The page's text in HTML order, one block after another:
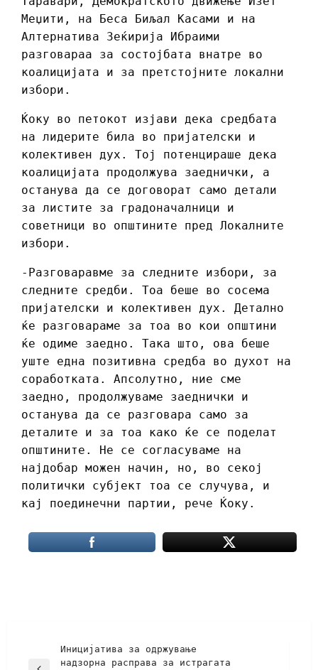
Меџити, на Беса Биљал Касами и на
Алтернатива Зеќирија Ибраими
разговараа за состојбата внатре во
коалицијата и за претстојните локални
избори.
Ќоку во петокот изјави дека средбата
на лидерите била во пријателски и
колективен дух. Тој потенцираше дека
коалицијата продолжува заеднички, а
останува да се договорат само детали
за листите за градоначалници и
советници во општините пред Локалните
избори.
-Разговаравме за следните избори, за
следните средби. Тоа беше во сосема
пријателски и колективен дух. Детално
ќе разговараме за тоа во кои општини
ќе одиме заедно. Така што, ова беше
уште една позитивна средба во духот на
соработката. Апсолутно, ние сме
заедно, продолжуваме заеднички и
останува да се разговара само за
деталите и за тоа како ќе се поделат
општините. Не се согласуваме на
најдобар можен начин, но, во секој
политички субјект тоа се случува, и
кај поединечни партии, рече Ќоку.
Иницијатива за одржување
надзорна расправа за истрагата